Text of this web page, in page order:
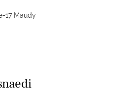
17 Maudy